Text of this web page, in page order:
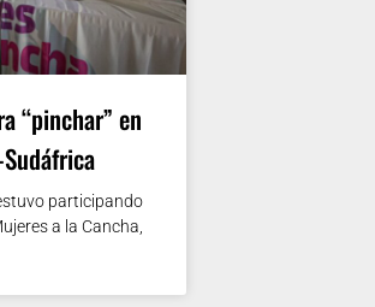
“pinchar” en
participando
a la Cancha,